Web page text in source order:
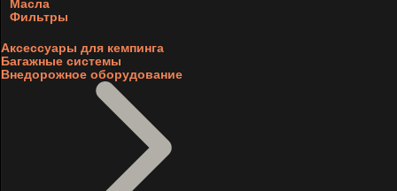
Масла
Фильтры
Аксессуары для кемпинга
Багажные системы
Внедорожное оборудование